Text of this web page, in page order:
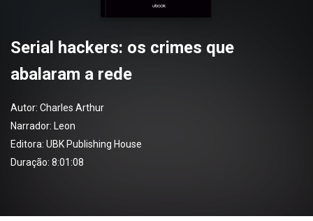
Serial hackers: os crimes que
abalaram a rede
Autor: Charles Arthur
Narrador: Leon
Editora: UBK Publishing House
Duração: 8:01:08